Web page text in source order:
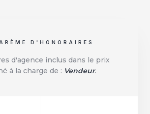
D'HONORAIRES
d'agence inclus dans le prix
à la charge de : Vendeur.